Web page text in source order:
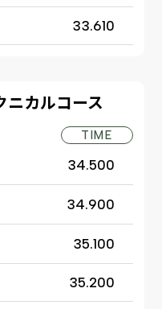
33.610
カルコース
TIME
34.500
34.900
35.100
35.200